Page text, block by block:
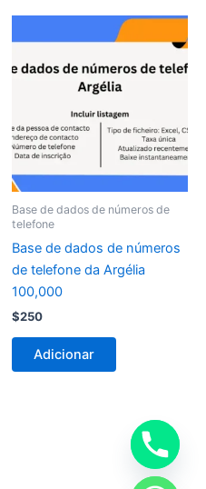
Base de dados de números de
telefone
Base de dados de números
de telefone da Argélia
100,000
$250
Adicionar